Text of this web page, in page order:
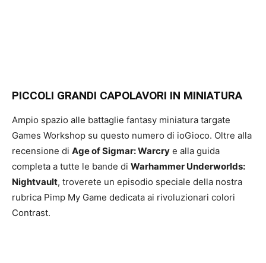
PICCOLI GRANDI CAPOLAVORI IN MINIATURA
Ampio spazio alle battaglie fantasy miniatura targate
Games Workshop su questo numero di ioGioco. Oltre alla
recensione di Age of Sigmar: Warcry e alla guida
completa a tutte le bande di Warhammer Underworlds:
Nightvault, troverete un episodio speciale della nostra
rubrica Pimp My Game dedicata ai rivoluzionari colori
Contrast.